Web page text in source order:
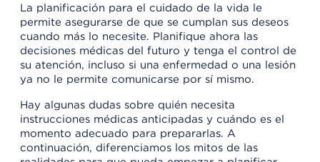
La planificación para el cuidado de la vida le
permite asegurarse de que se cumplan sus deseos
cuando más lo necesite. Planifique ahora las
decisiones médicas del futuro y tenga el control de
su atención, incluso si una enfermedad o una lesión
ya no le permite comunicarse por sí mismo.
Hay algunas dudas sobre quién necesita
instrucciones médicas anticipadas y cuándo es el
momento adecuado para prepararlas. A
continuación, diferenciamos los mitos de las